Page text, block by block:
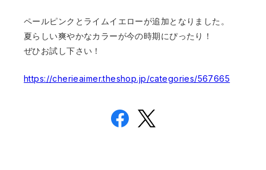
ペールピンクとライムイエローが追加となりました。
夏らしい爽やかなカラーが今の時期にぴったり！
ぜひお試し下さい！
https://cherieaimer.theshop.jp/categories/567665